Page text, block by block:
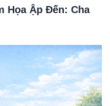
Họa Ập Đến: Cha